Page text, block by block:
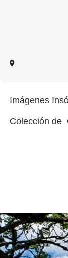
Imágenes
Colección de